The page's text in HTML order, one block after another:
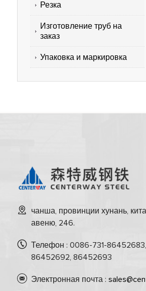
Резка
Изготовление труб на
заказ
Упаковка и маркировка
чанша, провинции хунань,
авеню, 246.
Телефон : 0086-731-86452683,
86452692, 86452693
Электронная почта :